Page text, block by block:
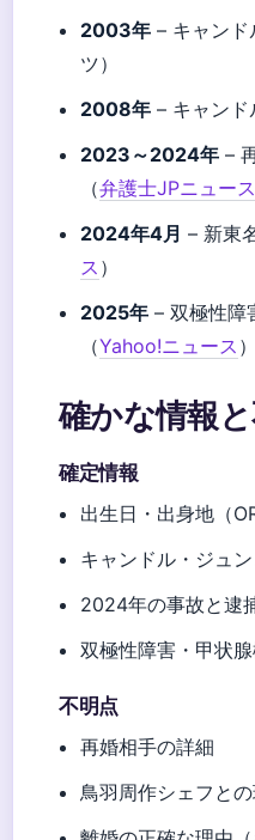
2003年 – キャン
ツ）
2008年 – キャンド
2023～2024年 –
（弁護士JPニュース
2024年4月 – 新東
ス ）
2025年 – 双極性障
（Yahoo!ニュース ）
確かな情報
確定情報
出生日・出身地（
キャンドル・ジュ
2024年の事故と逮
双極性障害・甲状
不明点
再婚相手の詳細
鳥羽周作シェフと